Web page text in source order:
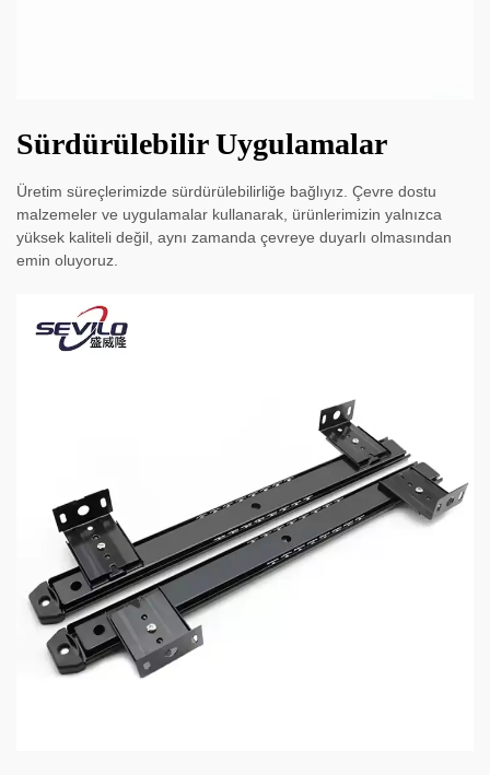
Sürdürülebilir Uygulamalar
Üretim süreçlerimizde sürdürülebilirliğe bağlıyız. Çevre dostu
malzemeler ve uygulamalar kullanarak, ürünlerimizin yalnızca
yüksek kaliteli değil, aynı zamanda çevreye duyarlı olmasından
emin oluyoruz.